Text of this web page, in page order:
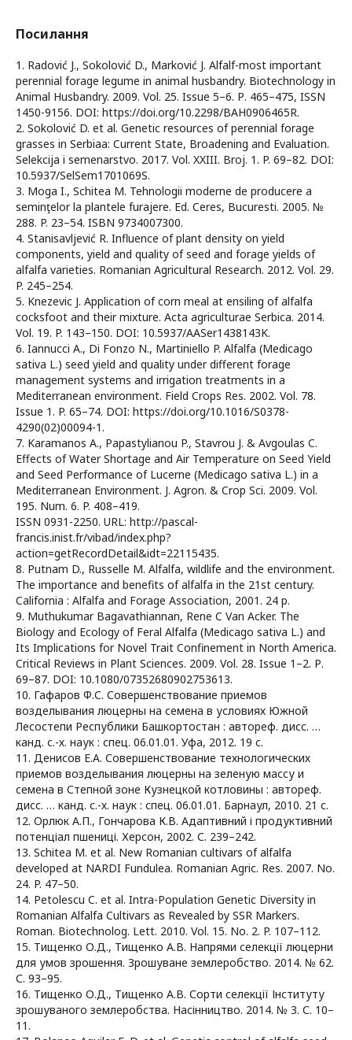
Посилання
1. Radović J., Sokolović D., Marković J. Alfalf-most important
perennial forage legume in animal husbandry. Biotechnology in
Animal Husbandry. 2009. Vol. 25. Issue 5–6. Р. 465–475, ISSN
1450-9156. DOI: https://doi.org/10.2298/BAH0906465R.
2. Sokolović D. et al. Genetic resources of perennial forage
grasses in Serbiaa: Current State, Broadening and Evaluation.
Selekcija i semenarstvo. 2017. Vol. XXIII. Broj. 1. P. 69–82. DOI:
10.5937/SelSem1701069S.
3. Moga I., Schitea M. Tehnologii moderne de producere a
seminţelor la plantele furajere. Ed. Ceres, Bucuresti. 2005. №
288. P. 23–54. ISBN 9734007300.
4. Stanisavljević R. Influence of plant density on yield
components, yield and quality of seed and forage yields of
alfalfa varieties. Romanian Agricultural Research. 2012. Vol. 29.
P. 245–254.
5. Knezevic J. Application of corn meal at ensiling of alfalfa
cocksfoot and their mixture. Acta agriculturae Serbica. 2014.
Vol. 19. P. 143–150. DOI: 10.5937/AASer1438143K.
6. Iannucci A., Di Fonzo N., Martiniello P. Alfalfa (Medicago
sativa L.) seed yield and quality under different forage
management systems and irrigation treatments in a
Mediterranean environment. Field Crops Res. 2002. Vol. 78.
Issue 1. P. 65–74. DOI: https://doi.org/10.1016/S0378-
4290(02)00094-1.
7. Karamanos A., Papastylianou P., Stavrou J. & Avgoulas C.
Effects of Water Shortage and Air Temperature on Seed Yield
and Seed Performance of Lucerne (Medicago sativa L.) in a
Mediterranean Environment. J. Agron. & Crop Sci. 2009. Vol.
195. Num. 6. P. 408–419.
ISSN 0931-2250. URL: http://pascal-
francis.inist.fr/vibad/index.php?
action=getRecordDetail&idt=22115435.
8. Putnam D., Russelle M. Alfalfa, wildlife and the environment.
The importance and benefits of alfalfa in the 21st century.
California : Alfalfa and Forage Association, 2001. 24 p.
9. Muthukumar Bagavathiannan, Rene C Van Acker. The
Biology and Ecology of Feral Alfalfa (Medicago sativa L.) and
Its Implications for Novel Trait Confinement in North America.
Critical Reviews in Plant Sciences. 2009. Vol. 28. Issue 1–2. Р.
69–87. DOI: 10.1080/07352680902753613.
10. Гафаров Ф.С. Совершенствование приемов
возделывания люцерны на семена в условиях Южной
Лесостепи Республики Башкортостан : автореф. дисc. …
канд. с.-х. наук : спец. 06.01.01. Уфа, 2012. 19 с.
11. Денисов Е.А. Совершенствование технологических
приемов возделывания люцерны на зеленую массу и
семена в Степной зоне Кузнецкой котловины : автореф.
дисс. … канд. с.-х. наук : спец. 06.01.01. Барнаул, 2010. 21 с.
12. Орлюк А.П., Гончарова К.В. Адаптивний і продуктивний
потенціал пшениці. Херсон, 2002. С. 239–242.
13. Schitea M. et al. New Romanian cultivars of alfalfa
developed at NARDI Fundulea. Romanian Agric. Res. 2007. No.
24. P. 47–50.
14. Petolescu C. et al. Intra-Population Genetic Diversity in
Romanian Alfalfa Cultivars as Revealed by SSR Markers.
Roman. Biotechnolog. Lett. 2010. Vol. 15. No. 2. P. 107–112.
15. Тищенко О.Д., Тищенко А.В. Напрями селекції люцерни
для умов зрошення. Зрошуване землеробство. 2014. № 62.
С. 93–95.
16. Тищенко О.Д., Тищенко А.В. Сорти селекції Інституту
зрошуваного землеробства. Насінництво. 2014. № 3. С. 10–
11.